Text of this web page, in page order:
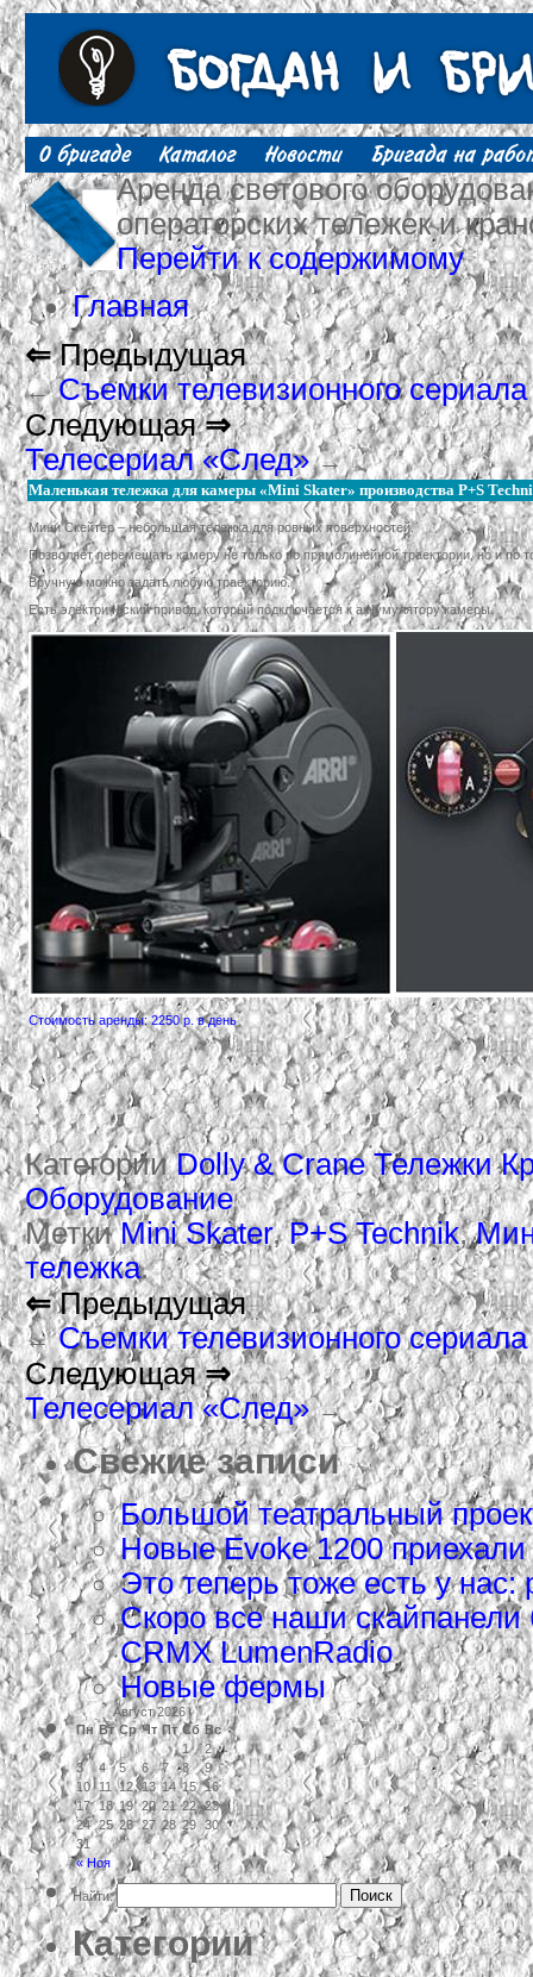
Аренда светового
операторских тележек и
Перейти к содержимому
Главная
⇐Предыдущая
←Съемки телевизионного
Следующая⇒
Телесериал «След»→
Маленькая тележка для камеры «Mini Skater» производства P+S
Мини Скейтер – небольшая тележка для ровных поверхностей.
Позволяет перемещать камеру не только по прямолинейной траектории, но и
Вручную можно задать любую траекторию.
Есть электрический привод, который подключается к аккумулятору камеры.
Cтоимость аренды: 2250 р. в день
КатегорииDolly & Crane Тележки
Оборудование
МеткиMini Skater,P+S Technik,
тележка.
⇐Предыдущая
←Съемки телевизионного
Следующая⇒
Телесериал «След»→
Свежие записи
Большой театральный
Новые Evoke 1200 приехали
Это теперь тоже есть у нас:
Скоро все наши скайпанели
CRMX LumenRadio
Новые фермы
Август 2026
Пн Вт Ср Чт Пт Сб Вс
« Ноя
1
2
3
4 5 6 7 8
9
10 11 12 13 14 15 16
17 18 19 20 21 22 23
24 25 26 27 28 29 30
31
Найти:
Категории